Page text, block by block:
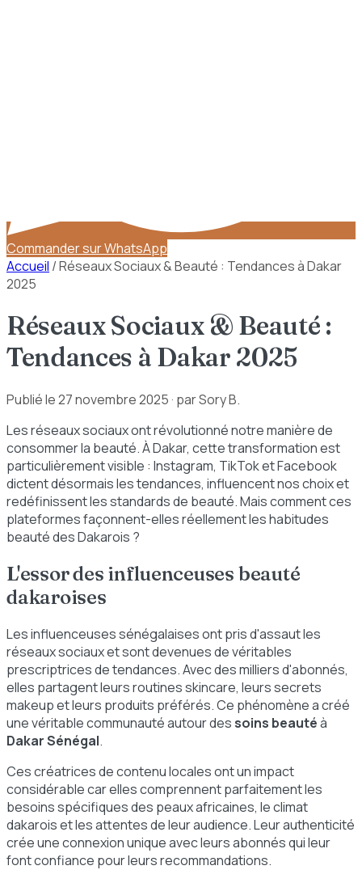
Commander sur WhatsApp
Accueil /Réseaux Sociaux & Beauté : Tendances à Dakar
2025
Réseaux Sociaux & Beauté :
Tendances à Dakar 2025
Publié le27 novembre 2025 · par Sory B.
Les réseaux sociaux ont révolutionné notre manière de
consommer la beauté. À Dakar, cette transformation est
particulièrement visible : Instagram, TikTok et Facebook
dictent désormais les tendances, influencent nos choix et
redéfinissent les standards de beauté. Mais comment ces
plateformes façonnent-elles réellement les habitudes
beauté des Dakarois ?
L'essor des influenceuses beauté
dakaroises
Les influenceuses sénégalaises ont pris d'assaut les
réseaux sociaux et sont devenues de véritables
prescriptrices de tendances. Avec des milliers d'abonnés,
elles partagent leurs routines skincare, leurs secrets
makeup et leurs produits préférés. Ce phénomène a créé
une véritable communauté autour des soins beautéà
Dakar Sénégal.
Ces créatrices de contenu locales ont un impact
considérable car elles comprennent parfaitement les
besoins spécifiques des peaux africaines, le climat
dakarois et les attentes de leur audience. Leur authenticité
crée une connexion unique avec leurs abonnés qui leur
font confiance pour leurs recommandations.